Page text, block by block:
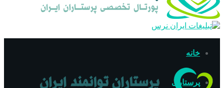
خانه
پرستاری